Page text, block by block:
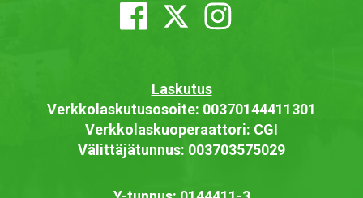
Laskutus
Verkkolaskutusosoite: 00370144411301
Verkkolaskuoperaattori: CGI
Välittäjätunnus: 003703575029